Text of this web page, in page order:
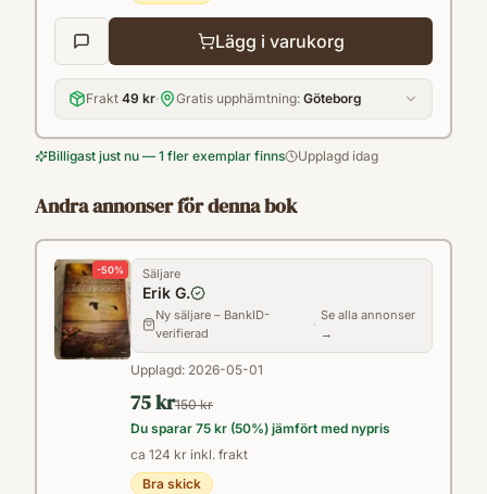
Lägg i varukorg
Frakt 49 kr· Gratis upphämtning: Göteborg
Billigast just nu — 1 fler exemplar finns Upplagd idag
Andra annonser för denna bok
-50% Säljare
Erik G.
Ny säljare – BankID-
verifierad
·
Se alla annonser
→
Upplagd: 2026-05-01
75 kr150 kr
Du sparar 75 kr (50%) jämfört med nypris
ca 124 kr inkl. frakt
Bra skick